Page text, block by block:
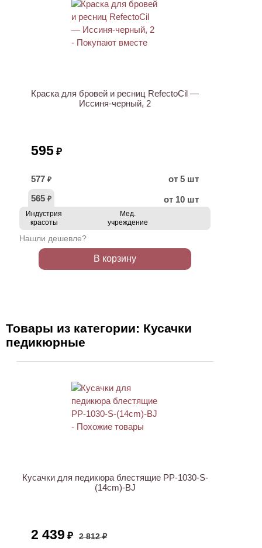
Краска для бровей и ресниц RefectoCil —
Иссиня-черный, 2
595 ₽
577 ₽
от 5 шт
565 ₽ от 10 шт
Индустрия
красоты
Мед.
учреждение
Нашли дешевле?
В корзину
Товары из категории: Кусачки
педикюрные
Кусачки для педикюра блестящие PP-1030-S-
(14cm)-BJ
2 439 ₽ 2 812 ₽